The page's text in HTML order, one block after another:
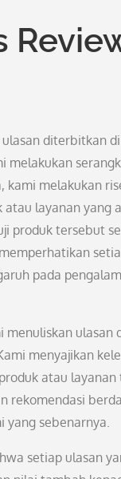
diterbitkan
melakukan
kami melakukan
atau layanan yang
produk tersebut
pada
menuliskan ulasan
menyajikan
atau layanan
rekomendasi
yang sebenarnya.
setiap ulasan